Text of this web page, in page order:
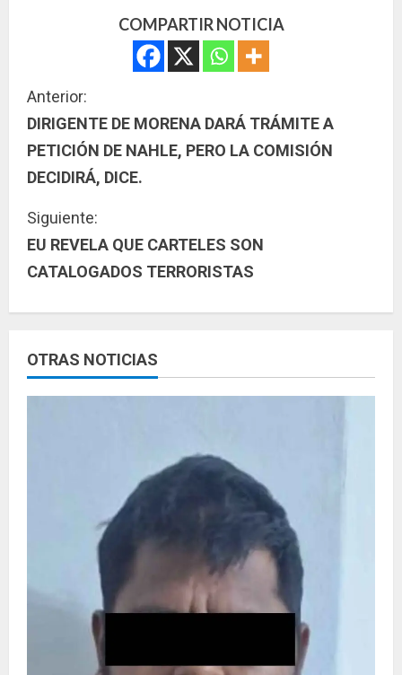
COMPARTIR NOTICIA
S
i
g
u
e
y
e
Anterior:
DIRIGENTE DE MORENA DARÁ TRÁMITE A
PETICIÓN DE NAHLE, PERO LA COMISIÓN
DECIDIRÁ, DICE.
Siguiente:
EU REVELA QUE CARTELES SON
CATALOGADOS TERRORISTAS
OTRAS NOTICIAS